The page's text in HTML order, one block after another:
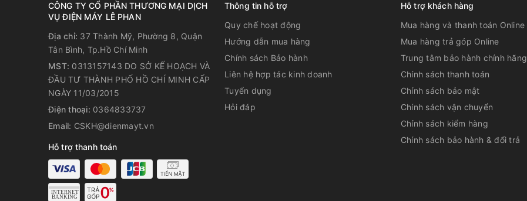
Dẫn nhiệt nhanh hơn với dàn lạnh bằng đồng nguyên
chất
Không chỉ nâng cao tuổi thọ và độ bền bỉ của tủ đông, dàn lạnh được làm từ đồng nguyên chất
còn có khả năng dẫn nhiệt rất tốt. Nhờ vậy các loại thực phẩm sẽ được bảo quản lạnh sâu hơn,
trong điều kiện lý tưởng hơn, cho thực phẩm giữ được hương vị và dưỡng chất.
CÔNG TY CỔ PHẦN THƯƠNG MẠI DỊCH
VỤ ĐIỆN MÁY LÊ PHAN
Địa chỉ: 37 Thành Mỹ, Phường 8, Quận
Tân Bình, Tp.Hồ Chí Minh
MST: 0313157143 DO SỞ KẾ HOẠCH VÀ
ĐẦU TƯ THÀNH PHỐ HỒ CHÍ MINH CẤP
NGÀY 11/03/2015
Điện thoại: 0364833737
Email: CSKH@dienmayt.vn
Hỗ trợ thanh toán
Thông tin hỗ trợ
Quy chế hoạt động
Hướng dẫn mua hàng
Chính sách Bảo hành
Liên hệ hợp tác kinh doanh
Tuyển dụng
Hỏi đáp
Hỗ trợ khách hàng
Mua hàng và thanh toán Online
Mua hàng trả góp Online
Trung tâm bảo hành chính hãng
Chính sách thanh toán
Chính sách bảo mật
Chính sách vận chuyển
Chính sách kiểm hàng
Chính sách bảo hành & đổi trả